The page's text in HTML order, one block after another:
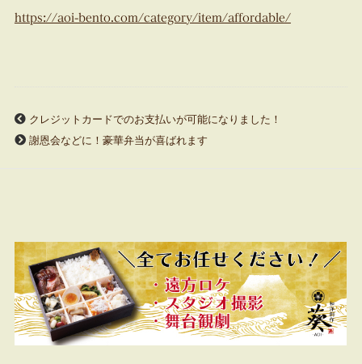
https://aoi-bento.com/category/item/affordable/
クレジットカードでのお支払いが可能になりました！
謝恩会などに！豪華弁当が喜ばれます